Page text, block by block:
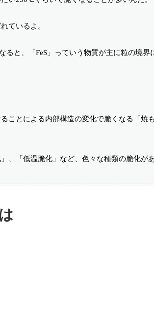
ているよ。
ると、「FeS」っていう物質が主に粒の境界
ことによる内部構造の変化で脆くなる「焼
、「低温脆化」など、色々な種類の脆化があ